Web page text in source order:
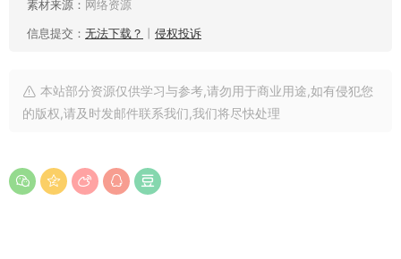
素材来源： 网络资源
信息提交： 无法下载？ 侵权投诉
本站部分资源仅供学习与参考,请勿用于商业用途,如有侵犯您
的版权,请及时发邮件联系我们,我们将尽快处理